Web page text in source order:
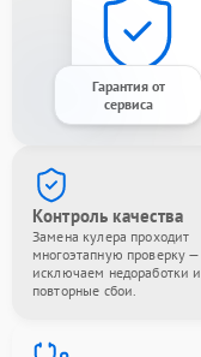
Гарантия от
сервиса
Контроль качества
Замена кулера проходит
многоэтапную проверку —
исключаем недоработки и
повторные сбои.